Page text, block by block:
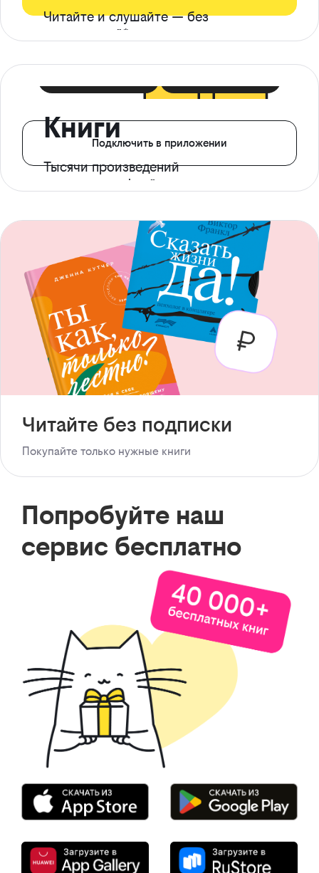
Читайте и слушайте — без
ограничений*
Книги
Тысячи произведений
с доступом офлайн
Подключить в приложении
Читайте без подписки
Покупайте только нужные книги
Попробуйте наш
сервис бесплатно